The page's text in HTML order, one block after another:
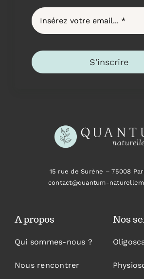
15 rue de Surène –75008
contact@quantum-
A propos
Qui sommes-nous ?
Nous rencontrer
Nos
S'inscrire